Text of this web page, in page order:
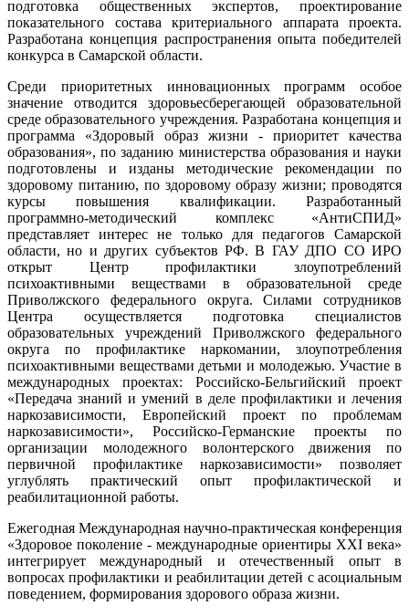
подготовка общественных экспертов, проектирование
показательного состава критериального аппарата проекта.
Разработана концепция распространения опыта победителей
конкурса в Самарской области.
Среди приоритетных инновационных программ особое
значение отводится здоровьесберегающей образовательной
среде образовательного учреждения. Разработана концепция и
программа «Здоровый образ жизни - приоритет качества
образования», по заданию министерства образования и науки
подготовлены и изданы методические рекомендации по
здоровому питанию, по здоровому образу жизни; проводятся
курсы повышения квалификации. Разработанный
программно-методический комплекс «АнтиСПИД»
представляет интерес не только для педагогов Самарской
области, но и других субъектов РФ. В ГАУ ДПО СО ИРО
открыт Центр профилактики злоупотреблений
психоактивными веществами в образовательной среде
Приволжского федерального округа. Силами сотрудников
Центра осуществляется подготовка специалистов
образовательных учреждений Приволжского федерального
округа по профилактике наркомании, злоупотребления
психоактивными веществами детьми и молодежью. Участие в
международных проектах: Российско-Бельгийский проект
«Передача знаний и умений в деле профилактики и лечения
наркозависимости, Европейский проект по проблемам
наркозависимости», Российско-Германские проекты по
организации молодежного волонтерского движения по
первичной профилактике наркозависимости» позволяет
углублять практический опыт профилактической и
реабилитационной работы.
Ежегодная Международная научно-практическая конференция
«Здоровое поколение - международные ориентиры XXI века»
интегрирует международный и отечественный опыт в
вопросах профилактики и реабилитации детей с асоциальным
поведением, формирования здорового образа жизни.